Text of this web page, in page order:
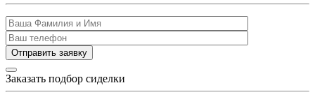
Отправить заявку
Заказать подбор сиделки